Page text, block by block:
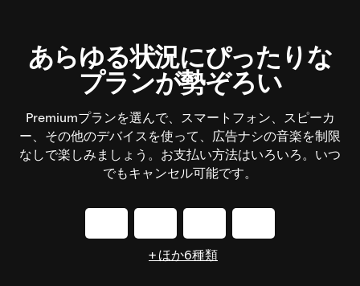
あらゆる状況にぴったりな
プランが勢ぞろい
Premiumプランを選んで、スマートフォン、スピーカ
ー、その他のデバイスを使って、広告ナシの音楽を制限
なしで楽しみましょう。お支払い方法はいろいろ。いつ
でもキャンセル可能です。
+ ほか6種類